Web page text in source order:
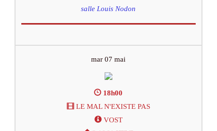
salle Louis Nodon
mar 07 mai
18h00
LE MAL N'EXISTE PAS
VOST